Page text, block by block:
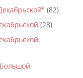
(82)
(28)